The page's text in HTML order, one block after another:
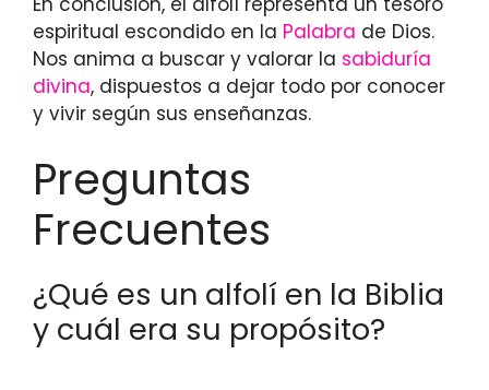
espiritual escondido en la Palabra de Dios.
Nos anima a buscar y valorar la sabiduría
divina, dispuestos a dejar todo por conocer
y vivir según sus enseñanzas.
Preguntas
Frecuentes
¿Qué es un alfolí en la Biblia
y cuál era su propósito?